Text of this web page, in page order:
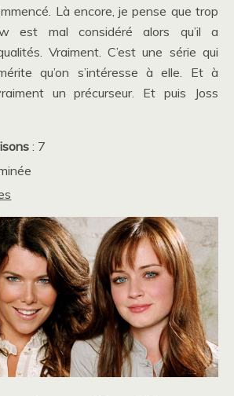
Là encore, je pense que trop
est mal considéré alors qu’il a
Vraiment. C’est une série qui
qu’on s’intéresse à elle. Et à
un précurseur. Et puis Joss
: 7